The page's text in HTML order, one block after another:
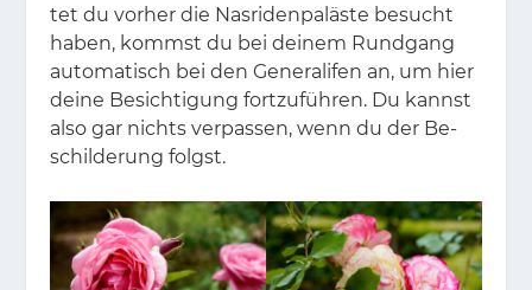
tet du vor­her die Nas­ri­den­pa­läs­te be­sucht
ha­ben, kommst du bei dei­nem Rund­gang
au­to­ma­tisch bei den Ge­ne­ra­li­fen an, um hier
dei­ne Be­sich­ti­gung fort­zu­füh­ren. Du kannst
also gar nichts ver­pas­sen, wenn du der Be­
schil­de­rung folgst.